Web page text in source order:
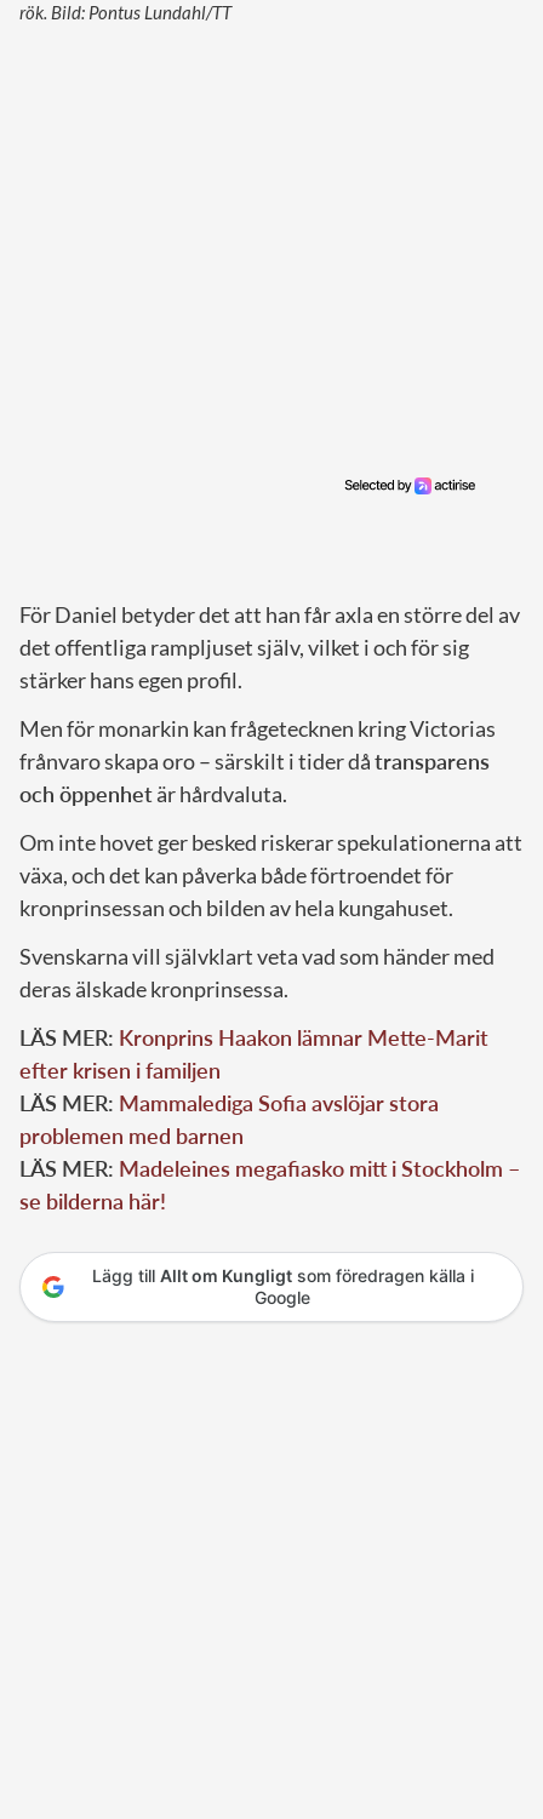
rök. Bild: Pontus Lundahl/TT
För Daniel betyder det att han får axla en större del av
det offentliga rampljuset själv, vilket i och för sig
stärker hans egen profil.
Men för monarkin kan frågetecknen kring Victorias
frånvaro skapa oro – särskilt i tider dåtransparens
och öppenhetär hårdvaluta.
Om inte hovet ger besked riskerar spekulationerna att
växa, och det kan påverka både förtroendet för
kronprinsessan och bilden av hela kungahuset.
Svenskarna vill självklart veta vad som händer med
deras älskade kronprinsessa.
LÄS MER: Kronprins Haakon lämnar Mette-Marit
efter krisen i familjen
LÄS MER: Mammalediga Sofia avslöjar stora
problemen med barnen
LÄS MER: Madeleines megafiasko mitt i Stockholm –
se bilderna här!
Lägg till Allt om Kungligtsom föredragen källa i
Google